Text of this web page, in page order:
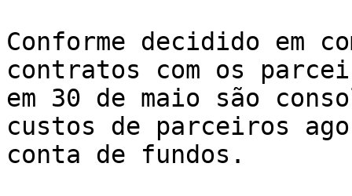
Conforme decidido em
contratos com os
em 30 de maio são
custos de parceiros
conta de fundos.